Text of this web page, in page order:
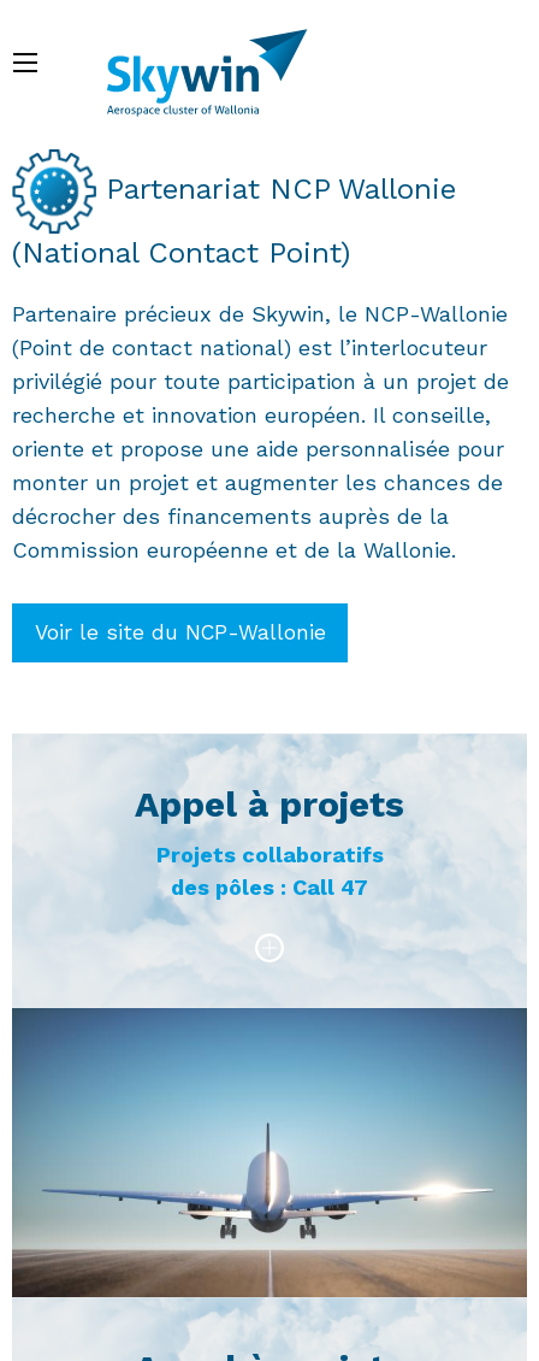
contenu
Fil d'Ariane
Partenariat NCP Wallonie
(National Contact Point)
Partenaire précieux de Skywin, le NCP-Wallonie
(Point de contact national) est l’interlocuteur
privilégié pour toute participation à un projet de
recherche et innovation européen. Il conseille,
oriente et propose une aide personnalisée pour
monter un projet et augmenter les chances de
décrocher des financements auprès de la
Commission européenne et de la Wallonie.
Voir le site du NCP-Wallonie
Appel à projets
Projets collaboratifs
des pôles : Call 47